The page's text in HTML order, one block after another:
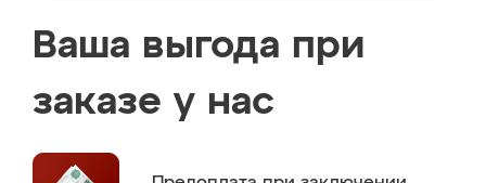
Ваша выгода при
заказе у нас